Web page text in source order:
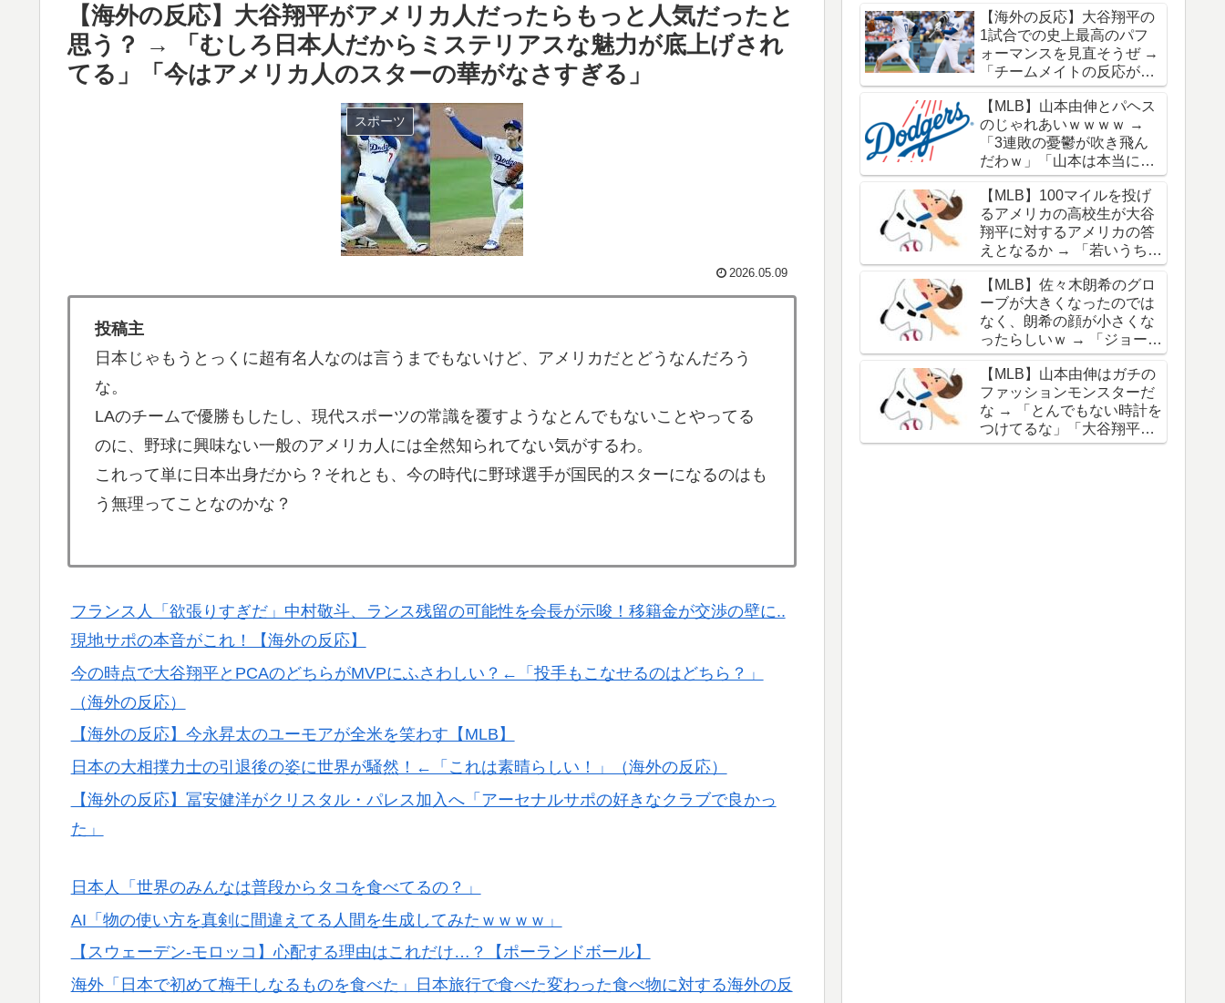
▶ 英国人「ようこそ」冨安健洋、クリスタルパレス加入が決定的に！メディカル検査をパス！現地サポ
が歓迎！アーセナルファンも祝福！【海外の反応】
▶ 韓国人「意外に日本との関係が深い地球の裏側の国がこちらです‥」→「国境を越えた驚くべき歴史
韓国人「どうやら五輪サッカー日韓戦でも審判の接待があった模様…」→「メダル剥奪なのでは…？
海外「先進国で日本だけパスポート所有率が低すぎる、何故なのか」
【スウェーデン-モロッコ】心配する理由はこれだけ…？【ポーランドボール】
【海外の反応】韓国が日本による竹島の領有権主張に対して強く抗議したらしい → 「もはや毎年の恒
▶ 日本人「世界のみんなは普段からタコを食べてるの？」
▶
▶ 【高校野球】ついに田中マー君が高野連の「七回制」導入に異議申す！ドーム球場でやれ
▶
海外の反応：鈴木誠也が豪快な弾丸19号HRと好守備で大谷ドジャース撃破に貢献「トレードされなく
て良かった」とカブスファン絶賛
▶ 米：トランプ大統領、「敵性外国人」による「米国籍目的の出産ツーリズム禁止令」に署名…寄生侵
▶ 【伝説の100得点、いまだ都市伝説扱い】海外「バムの83点でようやく信じた」
▶ 【海外の反応】冨安健洋がクリスタル・パレス加入へ「アーセナルサポの好きなクラブで良かった」
▶ 外国人「2002年W杯は?」韓国サッカーに衝撃的不祥事！W杯予選でレフリーへの不適切接待発覚！海
外騒然！【海外の反応】
▶ フランス人「欲張りすぎだ」中村敬斗、ランス残留の可能性を会長が示唆！移籍金が交渉の壁に..現地
サポの本音がこれ！【海外の反応】
▶
てくれ」
▶ ワイ「飯食う前にうんちしたろ！（ﾌﾞﾘｯw）」
▶ 【海外の反応】今永昇太、好調の秘訣はスマホ画面だとイマナガ節を炸裂「NPBでは面白さが必須条
件なの？」
【海外の反応】大谷翔平がアメリカ人だったらもっと人気だったと
思う？ → 「むしろ日本人だからミステリアスな魅力が底上げされ
てる」「今はアメリカ人のスターの華がなさすぎる」
スポーツ
2026.05.09
投稿主
日本じゃもうとっくに超有名人なのは言うまでもないけど、アメリカだとどうなんだろう
な。
LAのチームで優勝もしたし、現代スポーツの常識を覆すようなとんでもないことやってる
のに、野球に興味ない一般のアメリカ人には全然知られてない気がするわ。
これって単に日本出身だから？それとも、今の時代に野球選手が国民的スターになるのはも
う無理ってことなのかな？
フランス人「欲張りすぎだ」中村敬斗、ランス残留の可能性を会長が示唆！移籍金が交渉の壁に..
現地サポの本音がこれ！【海外の反応】
今の時点で大谷翔平とPCAのどちらがMVPにふさわしい？←「投手もこなせるのはどちら？」
（海外の反応）
【海外の反応】今永昇太のユーモアが全米を笑わす【MLB】
日本の大相撲力士の引退後の姿に世界が騒然！←「これは素晴らしい！」（海外の反応）
【海外の反応】冨安健洋がクリスタル・パレス加入へ「アーセナルサポの好きなクラブで良かっ
た」
日本人「世界のみんなは普段からタコを食べてるの？」
AI「物の使い方を真剣に間違えてる人間を生成してみたｗｗｗｗ」
【スウェーデン-モロッコ】心配する理由はこれだけ…？【ポーランドボール】
海外「日本で初めて梅干しなるものを食べた」日本旅行で食べた変わった食べ物に対する海外の反
【海外の反応】大谷翔平の
1試合での史上最高のパフ
ォーマンスを見直そうぜ →
「チームメイトの反応が凄
さを物語ってるな」「ワー
ルドシリーズで延長18回ま
でいった試合も凄かった」
【MLB】山本由伸とパヘス
のじゃれあいｗｗｗｗ →
「3連敗の憂鬱が吹き飛ん
だわｗ」「山本は本当にオ
シャレだな」
【MLB】100マイルを投げ
るアメリカの高校生が大谷
翔平に対するアメリカの答
えとなるか → 「若いうちか
ら神格化されても期待通り
のキャリアを築けるのはほ
んの一握りだからな」「大
谷の名前を出したのはクリ
ック数稼ぎでしかないわ」
【MLB】佐々木朗希のグロ
ーブが大きくなったのでは
なく、朗希の顔が小さくな
ったらしいｗ → 「ジョーク
が出るってことは絶好調の
証拠だな」「癖なのか精神
的なものなのか分からない
がいい方向に進んだのはい
いことだ」
【MLB】山本由伸はガチの
ファッションモンスターだ
な → 「とんでもない時計を
つけてるな」「大谷翔平と
は真逆だな」